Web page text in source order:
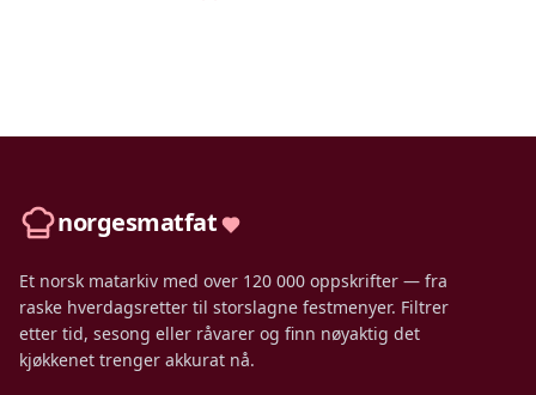
norgesmatfat
Et norsk matarkiv med over 120 000 oppskrifter — fra
raske hverdagsretter til storslagne festmenyer. Filtrer
etter tid, sesong eller råvarer og finn nøyaktig det
kjøkkenet trenger akkurat nå.